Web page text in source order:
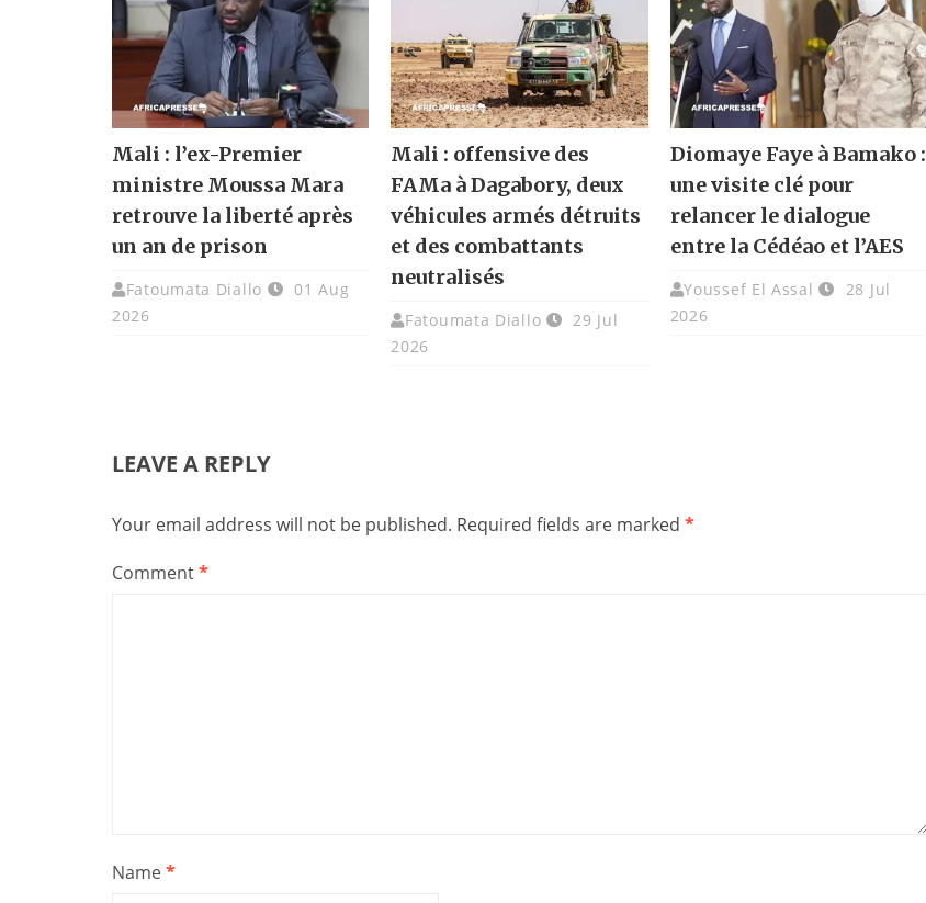
Mali : l’ex-Premier
ministre Moussa Mara
retrouve la liberté après
un an de prison
Fatoumata Diallo
01 Aug
2026
Mali : offensive des
FAMa à Dagabory, deux
véhicules armés détruits
et des combattants
neutralisés
Fatoumata Diallo
29 Jul
2026
Diomaye Faye à Bamako :
une visite clé pour
relancer le dialogue
entre la Cédéao et l’AES
Youssef El Assal
28 Jul
2026
LEAVE A REPLY
Your email address will not be published. Required fields are marked *
Comment*
Name*